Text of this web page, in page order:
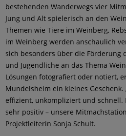
bestehenden Wanderwegs vier
Jung und Alt spielerisch an den
Themen wie Tiere im Weinberg,
im Weinberg werden anschaulich
sich besonders über die Förderung
und Jugendliche an das Thema
Lösungen fotografiert oder notiert,
Mundelsheim ein kleines
effizient, unkompliziert und schnell.
sehr positiv – unsere
Projektleiterin Sonja Schult.